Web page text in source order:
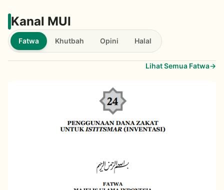
Kanal MUI
Fatwa Khutbah Opini Halal
Lihat Semua Fatwa→